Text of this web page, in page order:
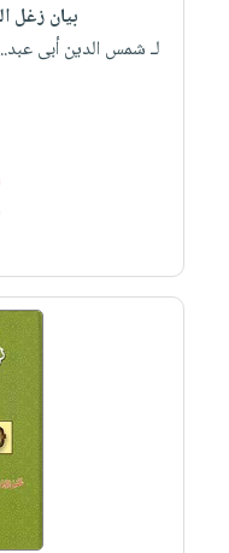
بيان زغل
لـ شمس الدين أبى